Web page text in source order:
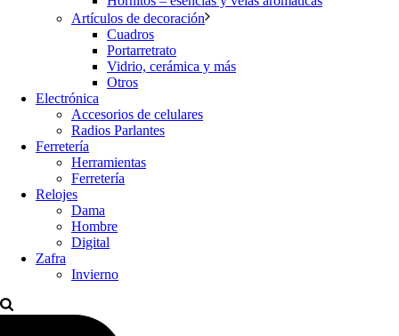
Artículos de decoración
Cuadros
Portarretrato
Vidrio, cerámica y más
Otros
Electrónica
Accesorios de celulares
Radios Parlantes
Ferretería
Herramientas
Ferretería
Relojes
Dama
Hombre
Digital
Zafra
Invierno